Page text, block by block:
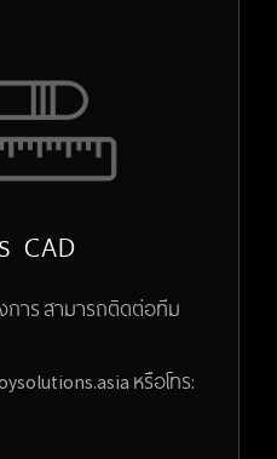
CAD
งการ สามารถติดต่อทีม
หรือโทร: